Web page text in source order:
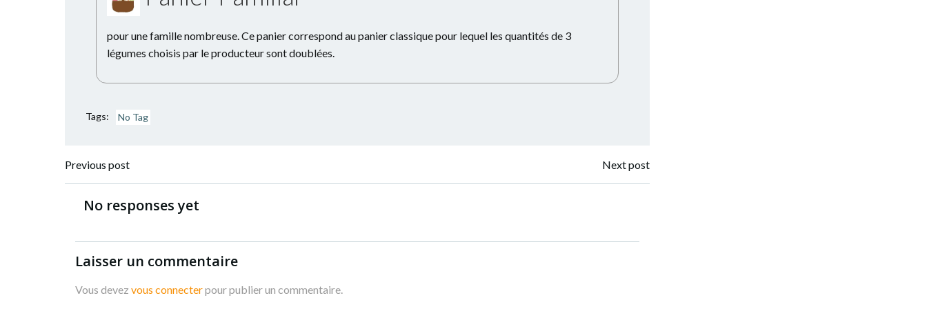
pour une famille nombreuse. Ce panier correspond au panier classique pour lequel les quantités de 3
légumes choisis par le producteur sont doublées.
Tags: No Tag
Navigation
de
l’article
Previous post
l’article
Next post
No responses yet
Laisser un commentaire
Vous devez vous connecterpour publier un commentaire.